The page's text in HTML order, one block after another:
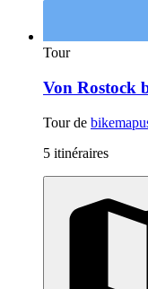
Tour
Von Rostock
Tour de
5 itinéraires